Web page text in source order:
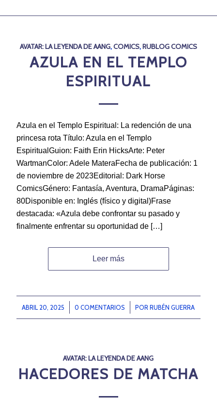
AVATAR: LA LEYENDA DE AANG,COMICS,RUBLOG COMICS
AZULA EN EL TEMPLO
ESPIRITUAL
Azula en el Templo Espiritual: La redención de una
princesa rota Título: Azula en el Templo
EspiritualGuion: Faith Erin HicksArte: Peter
WartmanColor: Adele MateraFecha de publicación: 1
de noviembre de 2023Editorial: Dark Horse
ComicsGénero: Fantasía, Aventura, DramaPáginas:
80Disponible en: Inglés (físico y digital)Frase
destacada: «Azula debe confrontar su pasado y
finalmente enfrentar su oportunidad de […]
Leer más
ABRIL 20, 2025
/ 0 COMENTARIOS
/ PORRUBÉN GUERRA
AVATAR: LA LEYENDA DE AANG
HACEDORES DE MATCHA